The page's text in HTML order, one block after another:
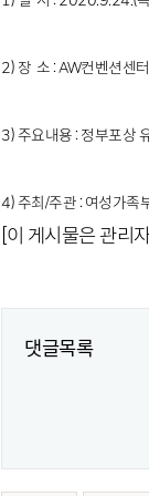
2) 장 소 : AW컨벤션센
3) 주요내용 : 정부포상
4) 주최/주관 : 여성가족
[이 게시물은 관
댓글목록